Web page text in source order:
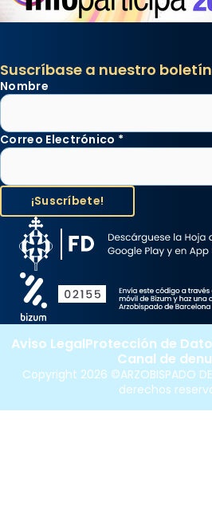
Suscríbase a nuestro
Nombre
Correo Electrónico *
Copyright 2026 ©ARZOBISPADO
derechos
Aviso LegalProtección de
Canal de